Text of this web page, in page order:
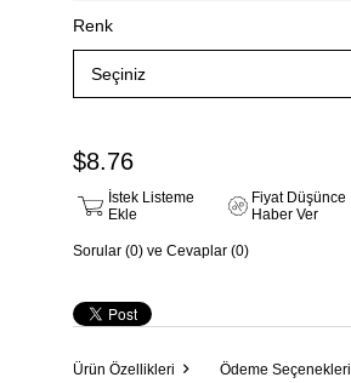
Renk
$8.76
İstek Listeme
Ekle
Fiyat Düşünce
Haber Ver
Sorular (0) ve Cevaplar (0)
Ürün Özellikleri Ödeme Seçenekleri